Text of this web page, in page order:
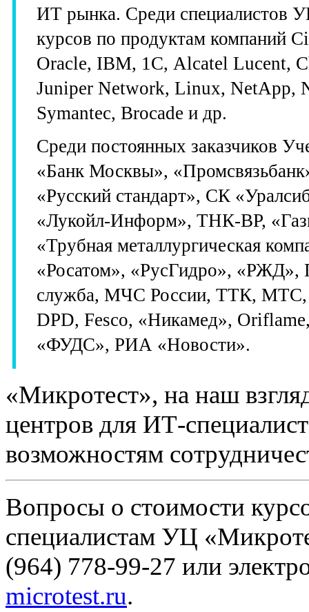
ИТ рынка. Среди специалистов
курсов по продуктам компаний
Oracle, IBM, 1С, Alcatel Lucent,
Juniper Network, Linux, NetApp,
Symantec, Вrocade и др.
Среди постоянных заказчиков
«Банк Москвы»,
«Русский стандарт», СК
«Лукойл-Информ», ТНК-ВР,
«Трубная металлургическая
«Росатом», «РусГидро», «РЖД»,
служба, МЧС России, ТТК, МТС,
DPD, Fesco, «Никамед»,
«ФУДС», РИА «Новости».
«Микротест», на наш
центров для ИТ-
возможностям
Вопросы о стоимости
специалистам УЦ
(964) 778-99-27 или
microtest.ru.